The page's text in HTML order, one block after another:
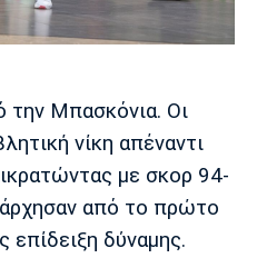
Ατλέτικο
την Μπασκόνια. Οι
νίκη απέναντι
με σκορ 94-
από το πρώτο
επίδειξη δύναμης.